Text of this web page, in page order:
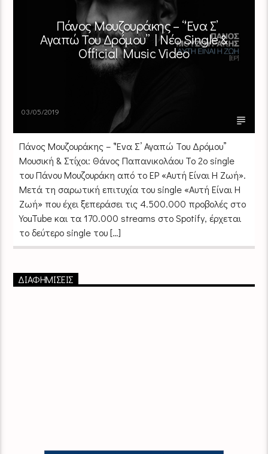
Πάνος Μουζουράκης – “Ένα Σ’
Αγαπώ Του Δρόμου” | Νέο Single &
Official Music Video
03/05/2019
Πάνος Μουζουράκης – “Ένα Σ’ Αγαπώ Του Δρόμου”
Μουσική & Στίχοι: Θάνος Παπανικολάου Το 2ο single
του Πάνου Μουζουράκη από το EP «Αυτή Είναι Η Ζωή».
Μετά τη σαρωτική επιτυχία του single «Αυτή Είναι Η
Ζωή» που έχει ξεπεράσει τις 4.500.000 προβολές στο
YouTube και τα 170.000 streams στο Spotify, έρχεται
το δεύτερο single του […]
ΔΙΑΦΗΜΙΣΕΙΣ